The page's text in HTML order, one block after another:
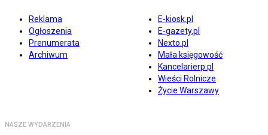
Reklama
Ogłoszenia
Prenumerata
Archiwum
E-kiosk.pl
E-gazety.pl
Nexto.pl
Mała księgowość
Kancelarierp.pl
Wieści Rolnicze
Życie Warszawy
NASZE WYDARZENIA